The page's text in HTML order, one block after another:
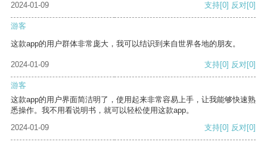
2024-01-09 支持[0] 反对[0]
游客
这款app的用户群体非常庞大，我可以结识到来自世界各地的朋友。
2024-01-09 支持[0] 反对[0]
游客
这款app的用户界面简洁明了，使用起来非常容易上手，让我能够快速熟
悉操作。我不用看说明书，就可以轻松使用这款app。
2024-01-09
支持[0] 反对[0]